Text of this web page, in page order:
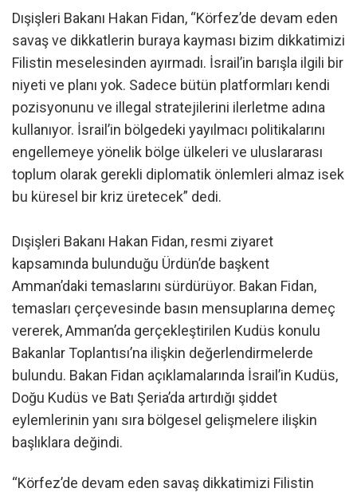
Dışişleri Bakanı Hakan Fidan, “Körfez’de devam eden
savaş ve dikkatlerin buraya kayması bizim dikkatimizi
Filistin meselesinden ayırmadı. İsrail’in barışla ilgili bir
niyeti ve planı yok. Sadece bütün platformları kendi
pozisyonunu ve illegal stratejilerini ilerletme adına
kullanıyor. İsrail’in bölgedeki yayılmacı politikalarını
engellemeye yönelik bölge ülkeleri ve uluslararası
toplum olarak gerekli diplomatik önlemleri almaz isek
bu küresel bir kriz üretecek” dedi.
Dışişleri Bakanı Hakan Fidan, resmi ziyaret
kapsamında bulunduğu Ürdün’de başkent
Amman’daki temaslarını sürdürüyor. Bakan Fidan,
temasları çerçevesinde basın mensuplarına demeç
vererek, Amman’da gerçekleştirilen Kudüs konulu
Bakanlar Toplantısı’na ilişkin değerlendirmelerde
bulundu. Bakan Fidan açıklamalarında İsrail’in Kudüs,
Doğu Kudüs ve Batı Şeria’da artırdığı şiddet
eylemlerinin yanı sıra bölgesel gelişmelere ilişkin
başlıklara değindi.
“Körfez’de devam eden savaş dikkatimizi Filistin